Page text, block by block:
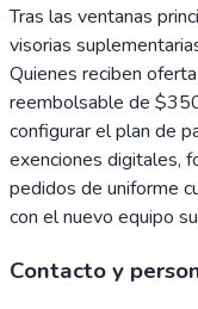
Tras las ventanas
visorias
Quienes reciben
reembolsable de
configurar el plan de
exenciones digitales,
pedidos de uniforme
con el nuevo equipo
Contacto y